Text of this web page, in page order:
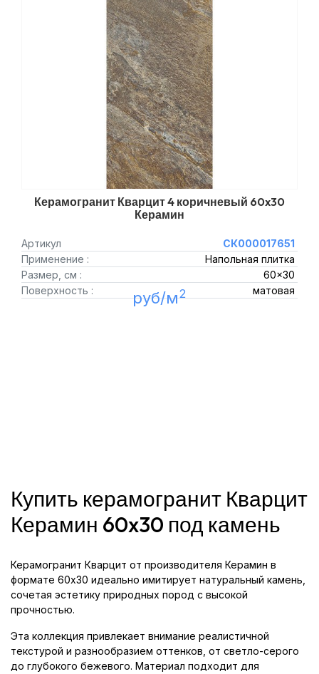
Керамогранит Кварцит 4 коричневый 60x30
Керамин
Артикул
СК000017651
Применение :
Напольная плитка
Размер, см :
60x30
Поверхность :
матовая
руб/м2
Купить керамогранит Кварцит
Керамин 60x30 под камень
Керамогранит Кварцит от производителя Керамин в
формате 60x30 идеально имитирует натуральный камень,
сочетая эстетику природных пород с высокой
прочностью.
Эта коллекция привлекает внимание реалистичной
текстурой и разнообразием оттенков, от светло-серого
до глубокого бежевого. Материал подходит для